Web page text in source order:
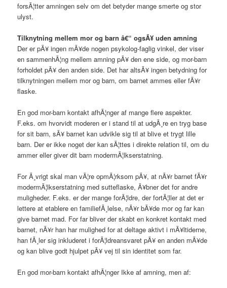
forsÃ¦tter amningen selv om det betyder mange smerte og stor
ulyst.
Tilknytning mellem mor og barn â€“ ogsÃ¥ uden amning
Der er pÃ¥ ingen mÃ¥de nogen psykolog-faglig vinkel, der viser
en sammenhÃ¦ng mellem amning pÃ¥ den ene side, og mor-barn
forholdet pÃ¥ den anden side. Det har altsÃ¥ ingen betydning for
tilknytningen mellem mor og barn, om barnet ammes eller fÃ¥r
flaske.
En god mor-barn kontakt afhÃ¦nger af mange flere aspekter.
F.eks. om hvorvidt moderen er i stand til at udgÃ¸re en tryg base
for sit barn, sÃ¥ barnet kan udvikle sig til at blive et trygt lille
barn. Der er ikke noget der kan sÃ¦ttes i direkte relation til, om du
ammer eller giver dit barn modermÃ¦lkserstatning.
For Ã¸vrigt skal man vÃ¦re opmÃ¦rksom pÃ¥, at nÃ¥r barnet fÃ¥r
modermÃ¦lkserstatning med sutteflaske, Ã¥bner det for andre
muligheder. F.eks. er der mange forÃ¦ldre, der fortÃ¦ller at det er
lettere at etablere en familiefÃ¸lelse, nÃ¥r bÃ¥de mor og far kan
give barnet mad. For far bliver der skabt en konkret kontakt med
barnet, nÃ¥r han har mulighed for at deltage aktivt i mÃ¥ltiderne,
han fÃ¸ler sig inkluderet i forÃ¦ldreansvaret pÃ¥ en anden mÃ¥de
og kan blive godt hjulpet pÃ¥ vej til sin identitet som far.
En god mor-barn kontakt afhÃ¦nger Ikke af amning, men af: